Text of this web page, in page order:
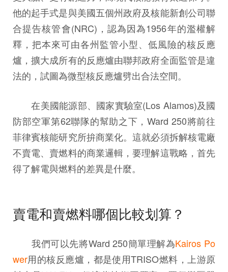
他的起手式是與美國五個州政府及核能新創公司聯
合提告核管會(NRC)，認為因為1956年的濫權解
釋，把本來可由各州監管小型、低風險的核反應
爐，擴大成所有的反應爐由聯邦政府全面監管是違
法的，試圖為微型核反應爐劈出合法空間。
在美國能源部、國家實驗室(Los Alamos)及國
防部空軍第62聯隊的幫助之下，Ward 250將前往
菲律賓核能研究所拚商業化。這就必須拆解核電廠
不賣電、賣燃料的商業邏輯，要理解這戰略，首先
得了解電與燃料的差異是什麼。
賣電和賣燃料哪個比較划算？
我們可以先將Ward 250簡單理解為Kairos Po
wer用的核反應爐，都是使用TRISO燃料，上游原